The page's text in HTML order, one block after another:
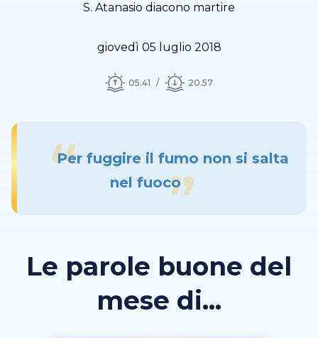
S. Atanasio diacono martire
giovedì 05 luglio 2018
05.41 20.57
Per fuggire il fumo non si salta
nel fuoco
Le parole buone del
mese di...